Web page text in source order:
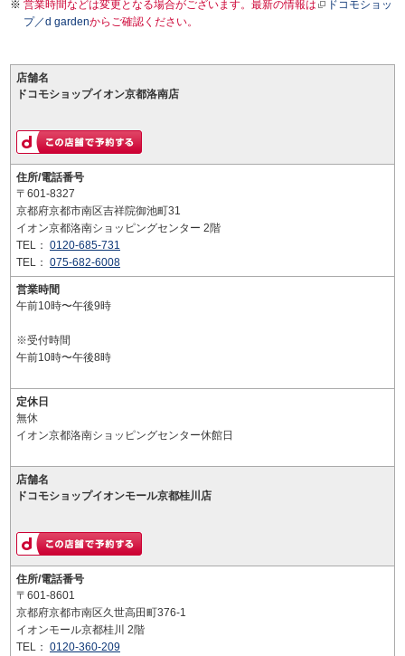
営業時間などは変更となる場合がございます。最新の情報は
ドコモショッ
プ／d gardenからご確認ください。
店舗名
ドコモショップイオン京都洛南店
住所/電話番号
〒601-8327
京都府京都市南区吉祥院御池町31
イオン京都洛南ショッピングセンター 2階
TEL： 0120-685-731
TEL： 075-682-6008
営業時間
午前10時〜午後9時
※受付時間
午前10時〜午後8時
定休日
無休
イオン京都洛南ショッピングセンター休館日
店舗名
ドコモショップイオンモール京都桂川店
住所/電話番号
〒601-8601
京都府京都市南区久世高田町376-1
イオンモール京都桂川 2階
TEL： 0120-360-209